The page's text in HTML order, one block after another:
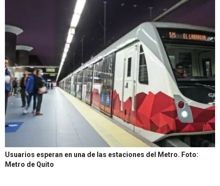
Usuarios esperan en una de las estaciones del Metro. Foto:
Metro de Quito